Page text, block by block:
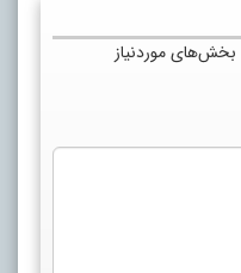
بخش‌های موردنیاز